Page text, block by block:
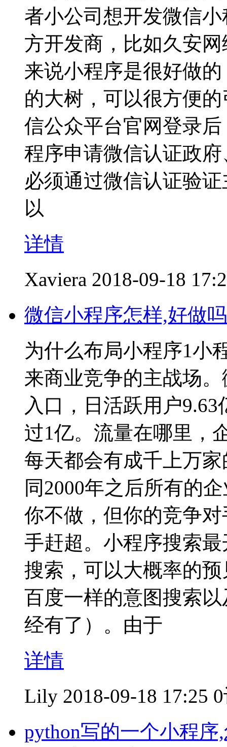
者小公司想开发微信
方开发商，比如久安
来说小程序是很好做
的大树，可以很方便
信公众平台官网登录
程序申请微信认证政
必须通过微信认证验
以
详情
Xaviera 2018-09-18
微信小程序怎样,好做
为什么布局小程序1小
来商业竞争的主战场
入口，日活跃用户
过1亿。流量在哪里，
每天都会有成千上万
同2000年之后所有的
你不做，但你的竞争
手赶超。小程序搜索
搜索，可以大概率的
百度一样的意图搜索
经有了）。由于
详情
Lily 2018-09-18 17:25
python写的一个小程